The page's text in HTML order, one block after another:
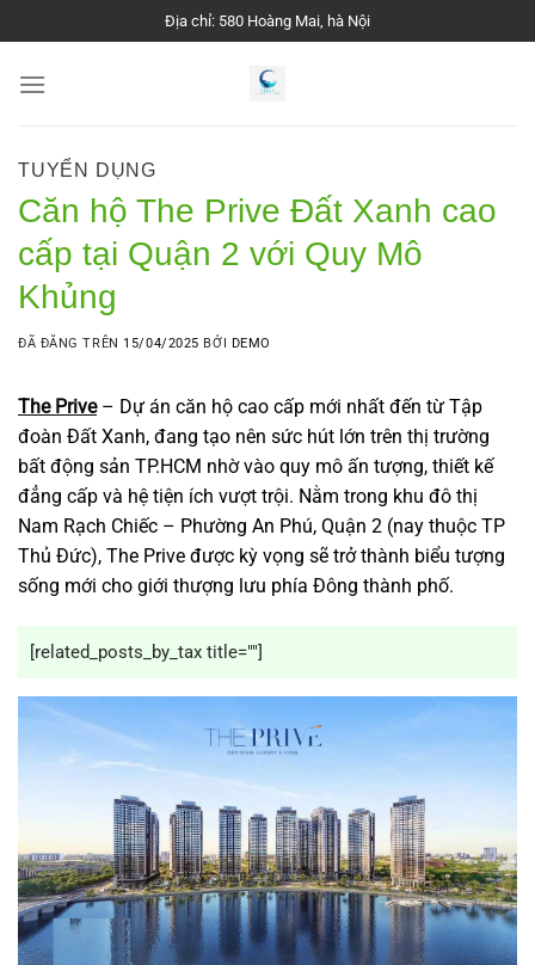
đến
nội
Địa chỉ: 580 Hoàng Mai, hà Nội
TUYỂN DỤNG
Căn hộ The Prive Đất Xanh cao
cấp tại Quận 2 với Quy Mô
Khủng
ĐÃ ĐĂNG TRÊN 15/04/2025 BỞI DEMO
The Prive– Dự án căn hộ cao cấp mới nhất đến từ Tập
đoàn Đất Xanh, đang tạo nên sức hút lớn trên thị trường
bất động sản TP.HCM nhờ vào quy mô ấn tượng, thiết kế
đẳng cấp và hệ tiện ích vượt trội. Nằm trong khu đô thị
Nam Rạch Chiếc – Phường An Phú, Quận 2 (nay thuộc TP
Thủ Đức), The Prive được kỳ vọng sẽ trở thành biểu tượng
sống mới cho giới thượng lưu phía Đông thành phố.
[related_posts_by_tax title=""]